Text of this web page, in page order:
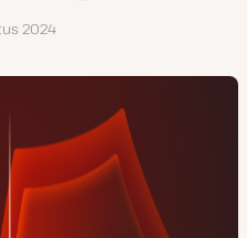
2024